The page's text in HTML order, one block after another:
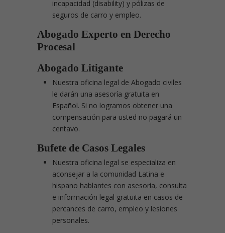
incapacidad (disability) y pólizas de
seguros de carro y empleo.
Abogado Experto en Derecho
Procesal
Abogado Litigante
Nuestra oficina legal de Abogado civiles
le darán una asesoría gratuita en
Español. Si no logramos obtener una
compensación para usted no pagará un
centavo.
Bufete de Casos Legales
Nuestra oficina legal se especializa en
aconsejar a la comunidad Latina e
hispano hablantes con asesoría, consulta
e información legal gratuita en casos de
percances de carro, empleo y lesiones
personales.